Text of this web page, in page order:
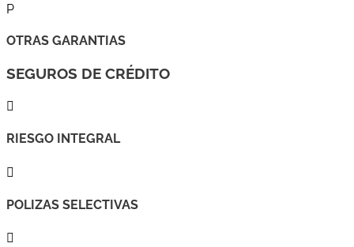
P
OTRAS GARANTIAS
SEGUROS DE CRÉDITO

RIESGO INTEGRAL

POLIZAS SELECTIVAS
